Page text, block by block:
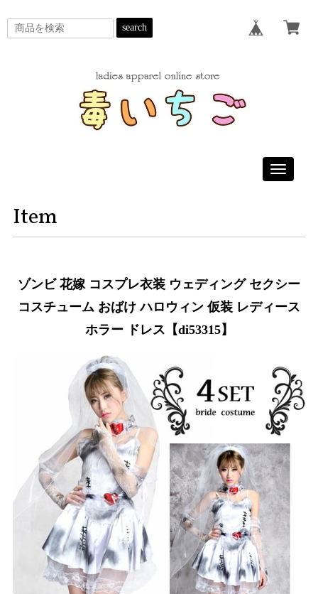
search
Toggle
Item
ゾンビ 花嫁 コスプレ衣装 ウェディング セクシー
コスチューム おばけ ハロウィン 仮装 レディース
ホラー ドレス【di53315】